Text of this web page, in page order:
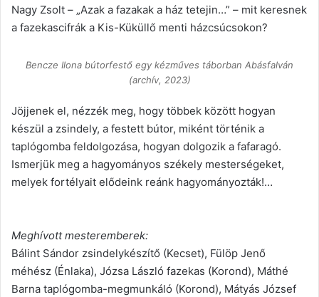
Nagy Zsolt – „Azak a fazakak a ház tetejin…” – mit keresnek
a fazekascifrák a Kis-Küküllő menti házcsúcsokon?
Bencze Ilona bútorfestő egy kézműves táborban Abásfalván
(archív, 2023)
Jöjjenek el, nézzék meg, hogy többek között hogyan
készül a zsindely, a festett bútor, miként történik a
taplógomba feldolgozása, hogyan dolgozik a fafaragó.
Ismerjük meg a hagyományos székely mesterségeket,
melyek fortélyait elődeink reánk hagyományozták!…
Meghívott mesteremberek:
Bálint Sándor zsindelykészítő (Kecset), Fülöp Jenő
méhész (Énlaka), Józsa László fazekas (Korond), Máthé
Barna taplógomba-megmunkáló (Korond), Mátyás József